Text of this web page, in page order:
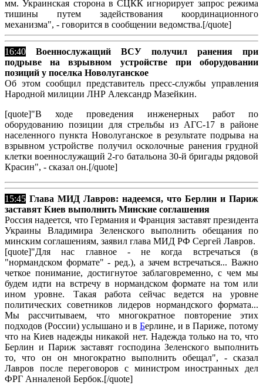
мм. Украинская сторона в СЦКК игнорирует запрос режима
тишины путем задействования координационного
механизма", - говорится в сообщении ведомства.[/quote]
16:40
Военнослужащий ВСУ получил ранения при
подрыве на взрывном устройстве при оборудовании
позиций у поселка Новолуганское
Об этом сообщил представитель пресс-службы управления
Народной милиции ЛНР Александр Мазейкин.
[quote]"В ходе проведения инженерных работ по
оборудованию позиции для стрельбы из АГС-17 в районе
населенного пункта Новолуганское в результате подрыва на
взрывном устройстве получил осколочные ранения грудной
клетки военнослужащий 2-го батальона 30-й бригады рядовой
Красин", - сказал он.[/quote]
15:45 Глава МИД Лавров: надеемся, что Берлин и Париж
заставят Киев выполнить Минские соглашения
Россия надеется, что Германия и Франция заставят президента
Украины Владимира Зеленского выполнить обещания по
минским соглашениям, заявил глава МИД РФ Сергей Лавров.
[quote]"Для нас главное - не когда встречаться (в
"нормандском формате" - ред.), а зачем встречаться... Важно
четкое понимание, достигнутое заблаговременно, с чем мы
будем идти на встречу в нормандском формате на том или
ином уровне. Такая работа сейчас ведется на уровне
политических советников лидеров нормандского формата...
Мы рассчитываем, что многократное повторение этих
подходов (России) услышано и в Берлине, и в Париже, потому
что на Киев надежды никакой нет. Надежда только на то, что
Берлин и Париж заставят господина Зеленского выполнить
то, что он он многократно выполнить обещал", - сказал
Лавров после переговоров с министром иностранных дел
ФРГ Анналеной Бербок.[/quote]